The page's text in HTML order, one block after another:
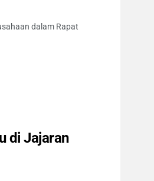
dalam Rapat
di Jajaran